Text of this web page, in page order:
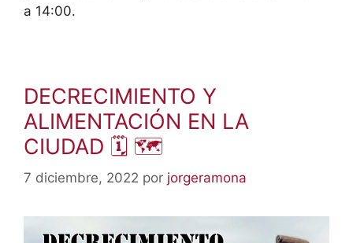
a 14:00.
DECRECIMIENTO Y
ALIMENTACIÓN EN LA
CIUDAD 🗓 🗺
7 diciembre, 2022 por jorgeramona